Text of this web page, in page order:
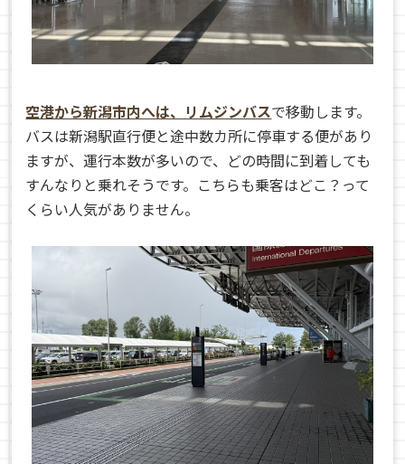
空港から新潟市内へは、リムジンバスで移動します。
バスは新潟駅直行便と途中数カ所に停車する便があり
ますが、運行本数が多いので、どの時間に到着しても
すんなりと乗れそうです。こちらも乗客はどこ？って
くらい人気がありません。